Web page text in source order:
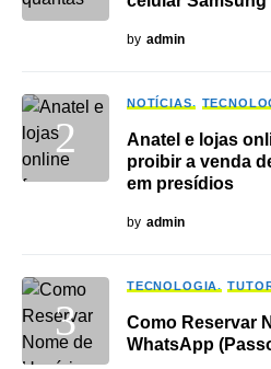
by admin
NOTÍCIAS
Anatel e lojas
proibir a venda
em presídios
by admin
TECNOLOGIA
Como Reservar
WhatsApp